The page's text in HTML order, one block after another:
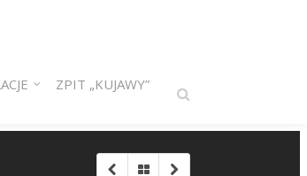
ZPIT „KUJAWY”